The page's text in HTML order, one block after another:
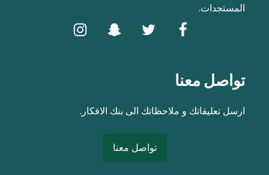
المستجدات.
تواصل معنا
ارسل تعليقاتك و ملاحظاتك الى بنك الافكار.
تواصل معنا